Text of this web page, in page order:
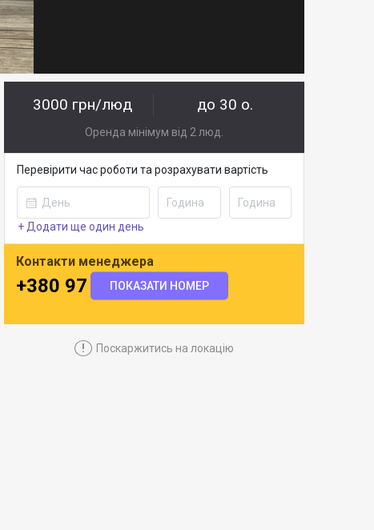
3000 грн/люд до 30 о.
Оренда мінімум від 2 люд.
Перевірити час роботи та розрахувати вартість
+ Додати ще один день
Контакти менеджера
+380 97 921 7184
ПОКАЗАТИ НОМЕР
! Поскаржитись на локацію